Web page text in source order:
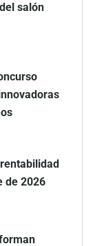
salón
de 2026